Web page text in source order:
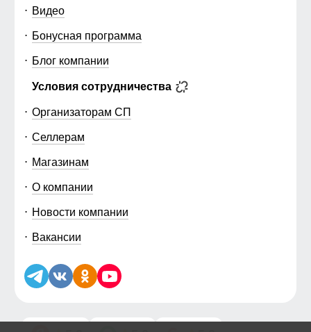
Видео
Бонусная программа
Блог компании
Условия сотрудничества
Организаторам СП
Селлерам
Магазинам
О компании
Новости компании
Вакансии